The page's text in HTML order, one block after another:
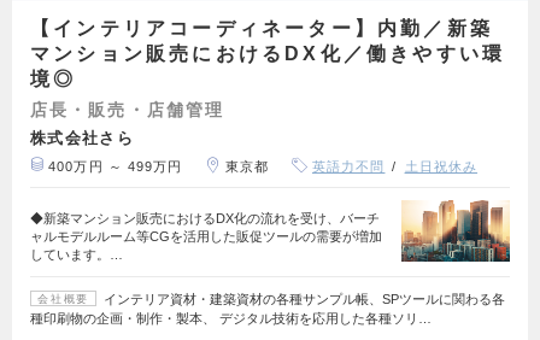
【インテリアコーディネーター】内勤／新築
マンション販売におけるDX化／働きやすい環
境◎
店長・販売・店舗管理
株式会社さら
400万円 ～ 499万円 東京都 英語力不問 土日祝休み
◆新築マンション販売におけるDX化の流れを受け、バーチ
ャルモデルルーム等CGを活用した販促ツールの需要が増加
しています。…
会社概要
インテリア資材・建築資材の各種サンプル帳、SPツールに関わる各
種印刷物の企画・制作・製本、 デジタル技術を応用した各種ソリ…